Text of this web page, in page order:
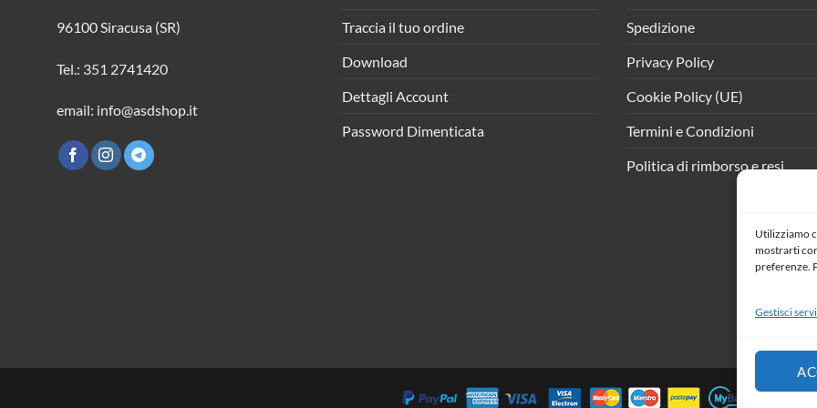
Utilizziamo
mostrarti
preferenze.
Gestisci
96100 Siracusa (SR)
Tel.: 351 2741420
email: info@asdshop.it
Traccia il tuo ordine
Download
Dettagli Account
Password Dimenticata
Spedizione
Privacy Policy
Cookie Policy (UE)
Termini e Condizioni
Politica di rimborso e resi